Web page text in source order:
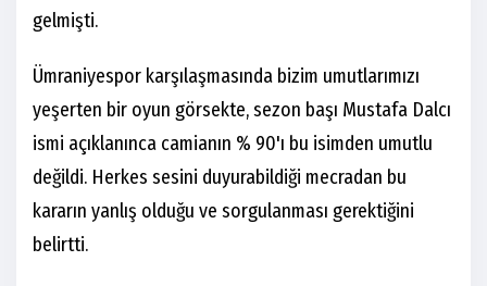
gelmişti.
Ümraniyespor karşılaşmasında bizim umutlarımızı
yeşerten bir oyun görsekte, sezon başı Mustafa Dalcı
ismi açıklanınca camianın % 90'ı bu isimden umutlu
değildi. Herkes sesini duyurabildiği mecradan bu
kararın yanlış olduğu ve sorgulanması gerektiğini
belirtti.